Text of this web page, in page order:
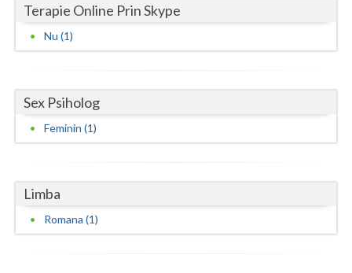
Vrancea
Terapie Online Prin Skype
Nu (1)
Sex Psiholog
Feminin (1)
Limba
Romana (1)